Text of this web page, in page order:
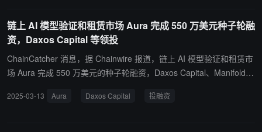
链上 AI 模型验证和租赁市场 Aura 完成 550 万美元种子轮融
资，Daxos Capital 等领投
ChainCatcher 消息，据 Chainwire 报道，链上 AI 模型验证和租赁市
场 Aura 完成 550 万美元的种子轮融资，Daxos Capital、Manifold T
着本轮融资的完成，Aura 正在加速其技术路线图，并为平台开发的
2025-03-13 Aura Daxos Capital 投融资